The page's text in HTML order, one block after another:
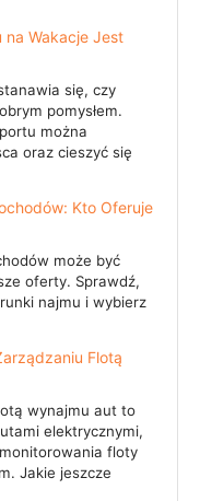
Wakacje Jest
się, czy
pomysłem.
można
oraz cieszyć się
Kto Oferuje
może być
oferty. Sprawdź,
najmu i wybierz
Flotą
wynajmu aut to
elektrycznymi,
floty
Jakie jeszcze